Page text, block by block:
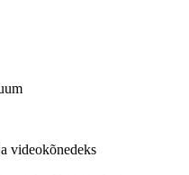
videokõnedeks